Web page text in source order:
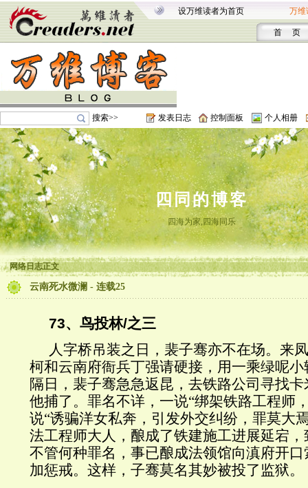
设万维读者为首页 万维
首 页
搜索>> 发表日志 控制面板 个人相册
四同的博客
四海为家,四海同乐
网络日志正文
云南死水微澜 - 连载25
73、鸟投林/之三
人字桥吊装之日，裴子骞亦不在场。来
柯和云南府衙兵丁强请硬接，用一乘绿呢
隔日，裴子骞急急返昆，去铁路公司寻找
他捕了。罪名不详，一说“绑架铁路工程师
说“诱骗洋女私奔，引发外交纠纷，罪莫大
法工程师大人，酿成了铁建施工进展延宕
不管何种罪名，事已酿成法领馆向滇府开
加惩戒。这样，子骞莫名其妙被投了监狱。